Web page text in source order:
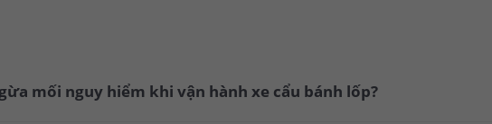
mối nguy hiểm khi vận hành xe cẩu bánh lốp?